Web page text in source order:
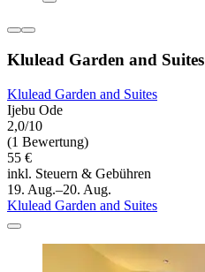
Klulead Garden and Suites
Klulead Garden and Suites
Ijebu Ode
2,0/10
(1 Bewertung)
55 €
inkl. Steuern & Gebühren
19. Aug.–20. Aug.
Klulead Garden and Suites